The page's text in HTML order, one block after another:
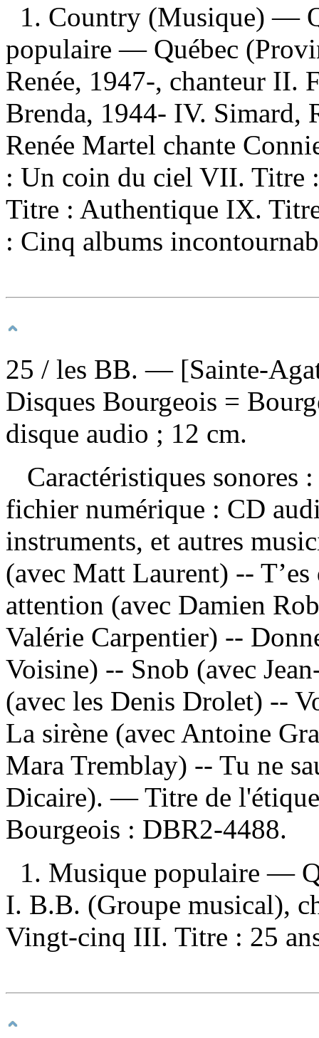
1. Country (Musique) —
populaire — Québec
Renée, 1947-, chanteur II.
Brenda, 1944- IV. Simard,
Renée Martel chante
: Un coin du ciel VII. Titre
Titre : Authentique IX.
: Cinq albums
25 / les BB. — [Sainte-
Disques Bourgeois =
disque audio ; 12 cm.
Caractéristiques sonores
fichier numérique : CD
instruments, et autres
(avec Matt Laurent) --
attention (avec Damien
Valérie Carpentier) --
Voisine) -- Snob (avec
(avec les Denis Drolet) --
La sirène (avec Antoine
Mara Tremblay) -- Tu ne
Dicaire). — Titre de
Bourgeois : DBR2-4488.
1. Musique populaire —
I. B.B. (Groupe musical),
Vingt-cinq III. Titre : 25